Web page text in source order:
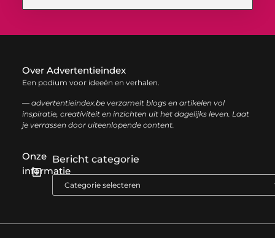
Over Advertentieindex
Een podium voor ideeën en verhalen.
— advertentieindex.be verzamelt blogs en artikelen vol
inspiratie, creativiteit en inzichten uit het dagelijks leven. Laat
je verrassen door uiteenlopende content.
Onze
informatie
Bericht categorie